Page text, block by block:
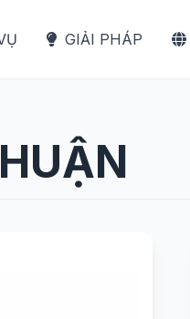
GIẢI PHÁP